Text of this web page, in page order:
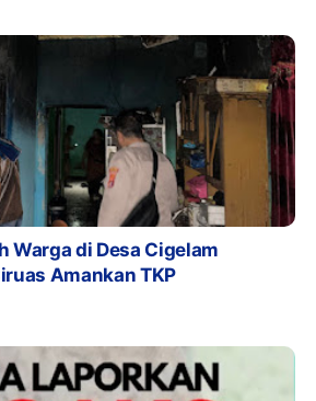
Warga di Desa Cigelam
Amankan TKP